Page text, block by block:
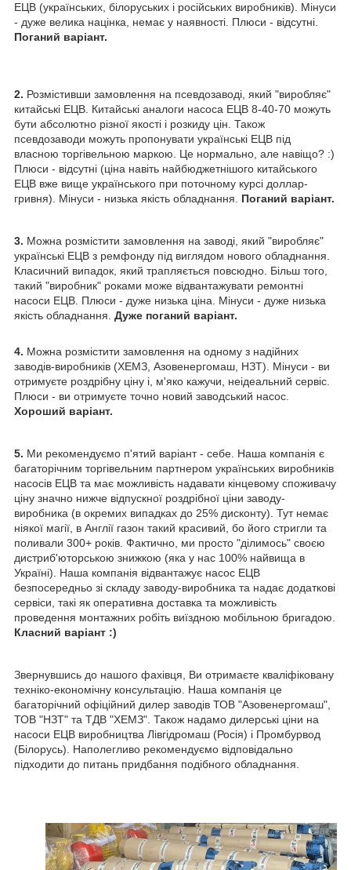
ЕЦВ (українських, білоруських і російських виробників). Мінуси
- дуже велика націнка, немає у наявності. Плюси - відсутні.
Поганий варіант.
2. Розмістивши замовлення на псевдозаводі, який "виробляє"
китайські ЕЦВ. Китайські аналоги насоса ЕЦВ 8-40-70 можуть
бути абсолютно різної якості і розкиду цін. Також
псевдозаводи можуть пропонувати українські ЕЦВ під
власною торгівельною маркою. Це нормально, але навіщо? :)
Плюси - відсутні (ціна навіть найбюджетнішого китайського
ЕЦВ вже вище українського при поточному курсі доллар-
гривня). Мінуси - низька якість обладнання. Поганий варіант.
3. Можна розмістити замовлення на заводі, який "виробляє"
українські ЕЦВ з ремфонду під виглядом нового обладнання.
Класичний випадок, який трапляється повсюдно. Більш того,
такий "виробник" роками може відвантажувати ремонтні
насоси ЕЦВ. Плюси - дуже низька ціна. Мінуси - дуже низька
якість обладнання. Дуже поганий варіант.
4. Можна розмістити замовлення на одному з надійних
заводів-виробників (ХЕМЗ, Азовенергомаш, НЗТ). Мінуси - ви
отримуєте роздрібну ціну і, м'яко кажучи, неідеальний сервіс.
Плюси - ви отримуєте точно новий заводський насос.
Хороший варіант.
5. Ми рекомендуємо п'ятий варіант - себе. Наша компанія є
багаторічним торгівельним партнером українських виробників
насосів ЕЦВ та має можливість надавати кінцевому споживачу
ціну значно нижче відпускної роздрібної ціни заводу-
виробника (в окремих випадках до 25% дисконту). Тут немає
ніякої магії, в Англії газон такий красивий, бо його стригли та
поливали 300+ років. Фактично, ми просто "ділимось" своєю
дистриб'юторською знижкою (яка у нас 100% найвища в
Україні). Наша компанія відвантажує насос ЕЦВ
безпосередньо зі складу заводу-виробника та надає додаткові
сервіси, такі як оперативна доставка та можливість
проведення монтажних робіть виїздною мобільною бригадою.
Класний варіант :)
Звернувшись до нашого фахівця, Ви отримаєте кваліфіковану
техніко-економічну консультацію. Наша компанія це
багаторічний офіційний дилер заводів ТОВ "Азовенергомаш",
ТОВ "НЗТ" та ТДВ "ХЕМЗ". Також надамо дилерські ціни на
насоси ЕЦВ виробництва Лівгідромаш (Росія) і Промбурвод
(Білорусь). Наполегливо рекомендуємо відповідально
підходити до питань придбання подібного обладнання.